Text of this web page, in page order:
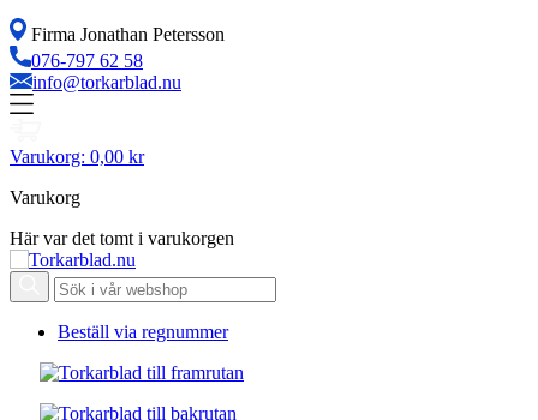
Firma Jonathan Petersson
076-797 62 58
info@torkarblad.nu
Varukorg: 0,00 kr
Varukorg
Här var det tomt i varukorgen
Beställ via regnummer